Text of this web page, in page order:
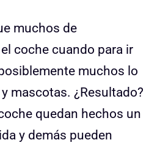
muchos de
coche cuando para ir
muchos lo
mascotas. ¿Resultado?
quedan hechos un
y demás pueden